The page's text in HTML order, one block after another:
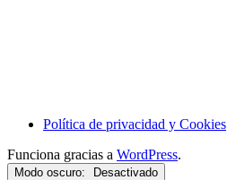
Política de privacidad y Cookies
Funciona gracias a WordPress.
Modo oscuro: